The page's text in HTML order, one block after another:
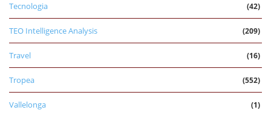
Tecnologia (42)
TEO Intelligence Analysis (209)
Travel (16)
Tropea (552)
Vallelonga (1)